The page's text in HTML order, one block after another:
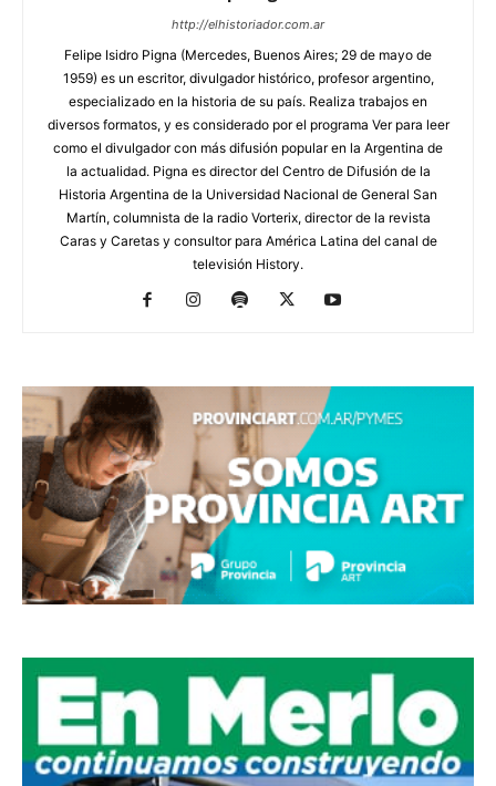
http://elhistoriador.com.ar
Felipe Isidro Pigna (Mercedes, Buenos Aires; 29 de mayo de
1959) es un escritor, divulgador histórico, profesor argentino,
especializado en la historia de su país. Realiza trabajos en
diversos formatos, y es considerado por el programa Ver para leer
como el divulgador con más difusión popular en la Argentina de
la actualidad. Pigna es director del Centro de Difusión de la
Historia Argentina de la Universidad Nacional de General San
Martín, columnista de la radio Vorterix, director de la revista
Caras y Caretas y consultor para América Latina del canal de
televisión History.